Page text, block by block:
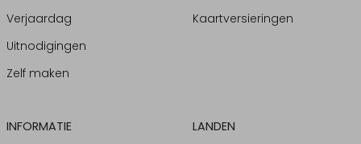
Verjaardag
Uitnodigingen
Zelf maken
Kaartversieringen
INFORMATIE
LANDEN